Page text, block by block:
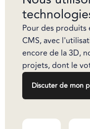
Pour des produits
CMS, avec
encore de la 3D,
projets, dont le
Discuter de mon